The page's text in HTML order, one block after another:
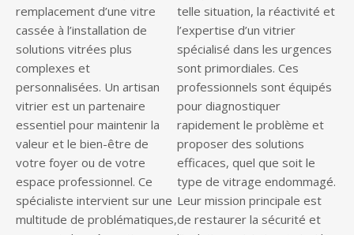
remplacement d’une vitre
cassée à l’installation de
solutions vitrées plus
complexes et
personnalisées. Un artisan
vitrier est un partenaire
essentiel pour maintenir la
valeur et le bien-être de
votre foyer ou de votre
espace professionnel. Ce
spécialiste intervient sur une
multitude de problématiques,
telle situation, la réactivité et
l’expertise d’un vitrier
spécialisé dans les urgences
sont primordiales. Ces
professionnels sont équipés
pour diagnostiquer
rapidement le problème et
proposer des solutions
efficaces, quel que soit le
type de vitrage endommagé.
Leur mission principale est
de restaurer la sécurité et